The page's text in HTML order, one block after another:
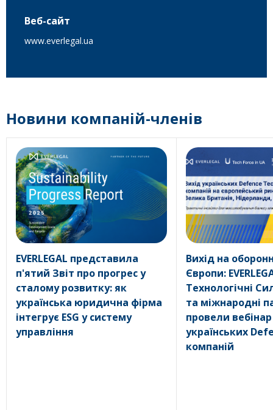
Веб-сайт
www.everlegal.ua
Новини компаній-членів
EVERLEGAL представила
п'ятий Звіт про прогрес у
сталому розвитку: як
українська юридична фірма
інтегрує ESG у систему
управління
Вихід на
Європи:
Технологічні
та міжнародні
провели
українських
компаній